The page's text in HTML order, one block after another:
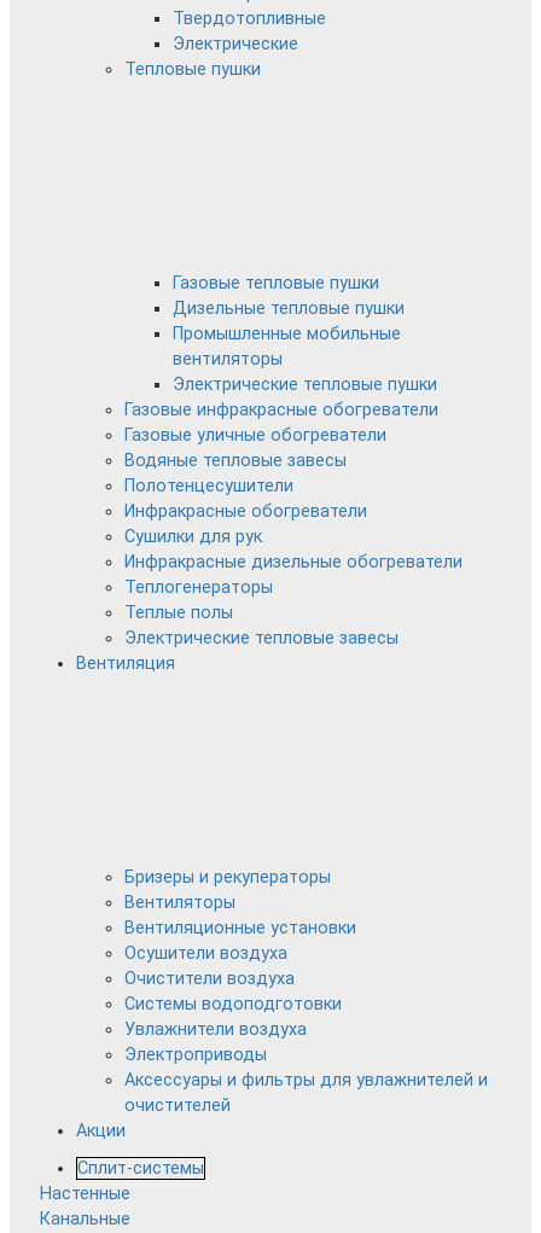
Твердотопливные
Электрические
Тепловые пушки
Газовые тепловые пушки
Дизельные тепловые пушки
Промышленные мобильные
вентиляторы
Электрические тепловые пушки
Газовые инфракрасные обогреватели
Газовые уличные обогреватели
Водяные тепловые завесы
Полотенцесушители
Инфракрасные обогреватели
Сушилки для рук
Инфракрасные дизельные обогреватели
Теплогенераторы
Теплые полы
Электрические тепловые завесы
Вентиляция
Бризеры и рекуператоры
Вентиляторы
Вентиляционные установки
Осушители воздуха
Очистители воздуха
Системы водоподготовки
Увлажнители воздуха
Электроприводы
Аксессуары и фильтры для увлажнителей и
очистителей
Акции
Сплит-системы
Настенные
Канальные